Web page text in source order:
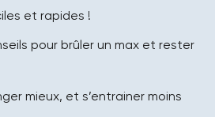
et rapides !
pour brûler un max et rester
mieux, et s’entrainer moins